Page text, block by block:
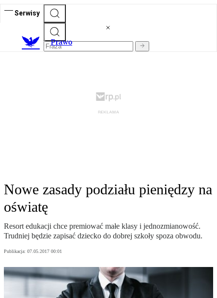
Serwisy
Prawo
Nowe zasady podziału pieniędzy na
oświatę
Resort edukacji chce premiować małe klasy i jednozmianowość.
Trudniej będzie zapisać dziecko do dobrej szkoły spoza obwodu.
Publikacja: 07.05.2017 00:01